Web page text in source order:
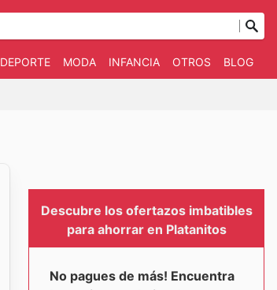
DEPORTE MODA INFANCIA OTROS BLOG
Descubre los ofertazos imbatibles
para ahorrar en Platanitos
No pagues de más! Encuentra